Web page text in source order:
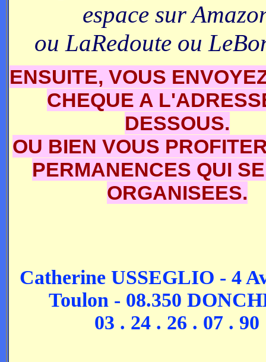
espace sur
ou LaRedoute ou
ENSUITE, VOUS
CHEQUE A
DESSOUS.
OU BIEN VOUS
PERMANENCES QUI
ORGANISEES.
Catherine USSEGLIO - 4
Toulon - 08.350
03 . 24 . 26 . 07 . 90